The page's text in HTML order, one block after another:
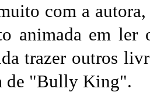
com a
animada em ler
trazer outros
de "Bully King".